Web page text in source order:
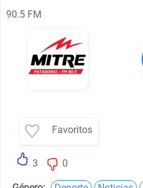
90.5 FM
Favoritos
3 0